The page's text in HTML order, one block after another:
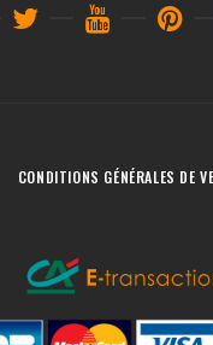
CONDITIONS GÉNÉRALES DE